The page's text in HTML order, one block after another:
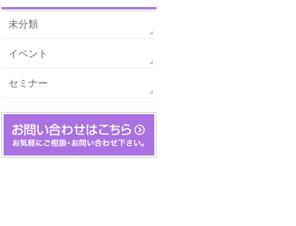
未分類
イベント
セミナー